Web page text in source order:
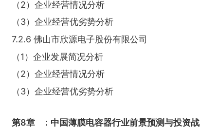
（2）企业经营情况分析
（3）企业经营优劣势分析
7.2.6 佛山市欣源电子股份有限公司
（1）企业发展简况分析
（2）企业经营情况分析
（3）企业经营优劣势分析
第8章
：中国薄膜电容器行业前景预测与投资战